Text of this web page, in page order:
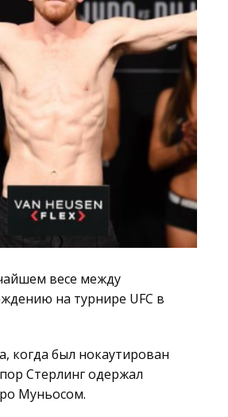
весе между
на турнире UFC в
когда был нокаутирован
Стерлинг одержал
Муньосом.